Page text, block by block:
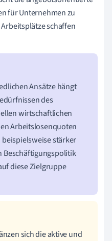
für Unternehmen zu
schaffen
Ansätze hängt
des
wirtschaftlichen
Arbeitslosenquoten
stärker
Beschäftigungspolitik
diese Zielgruppe
sich die aktive und